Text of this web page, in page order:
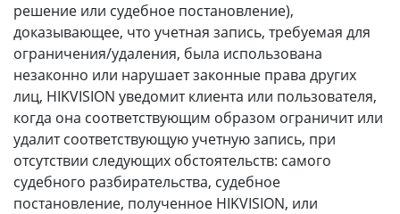
решение или судебное постановление),
доказывающее, что учетная запись, требуемая для
ограничения/удаления, была использована
незаконно или нарушает законные права других
лиц, HIKVISION уведомит клиента или пользователя,
когда она соответствующим образом ограничит или
удалит соответствующую учетную запись, при
отсутствии следующих обстоятельств: самого
судебного разбирательства, судебное
постановление, полученное HIKVISION, или